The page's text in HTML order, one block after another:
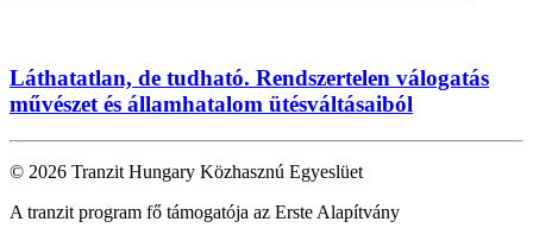
Láthatatlan, de tudható. Rendszertelen válogatás
művészet és államhatalom ütésváltásaiból
© 2026 Tranzit Hungary Közhasznú Egyeslüet
A tranzit program fő támogatója az Erste Alapítvány